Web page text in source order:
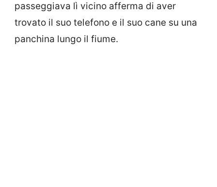
passeggiava lì vicino afferma di aver
trovato il suo telefono e il suo cane su una
panchina lungo il fiume.